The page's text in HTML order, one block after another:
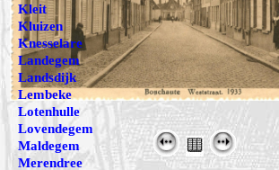
Kleit
Kluizen
Knesselare
Landegem
Landsdijk
Lembeke
Lotenhulle
Lovendegem
Maldegem
Merendree